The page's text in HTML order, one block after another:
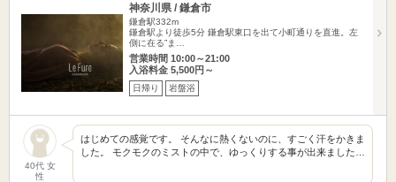
神奈川県 / 鎌倉市
鎌倉駅332m
鎌倉駅より徒歩5分 鎌倉駅東口を出て小町通りを直進。左
側に在る”ま…
営業時間 10:00～21:00
入浴料金 5,500円～
日帰り 岩盤浴
40代 女
性
はじめての感覚です。 そんなに熱くないのに、すごく汗をかきま
した。 モクモクのミストの中で、ゆっくりする事が出来ました…